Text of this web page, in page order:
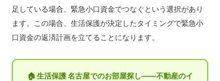
足している場合、緊急小口資金でつなぐという選択があり
ます。この場合、生活保護が決定したタイミングで緊急小
口資金の返済計画を立てることになります。
🏠 生活保護 名古屋でのお部屋探し——不動産のイ